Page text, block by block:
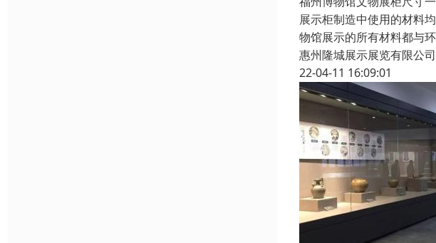
展示柜制造中使用的材料
物馆展示的所有材料都与
惠州隆城展示展览有限公
22-04-11 16:09:01